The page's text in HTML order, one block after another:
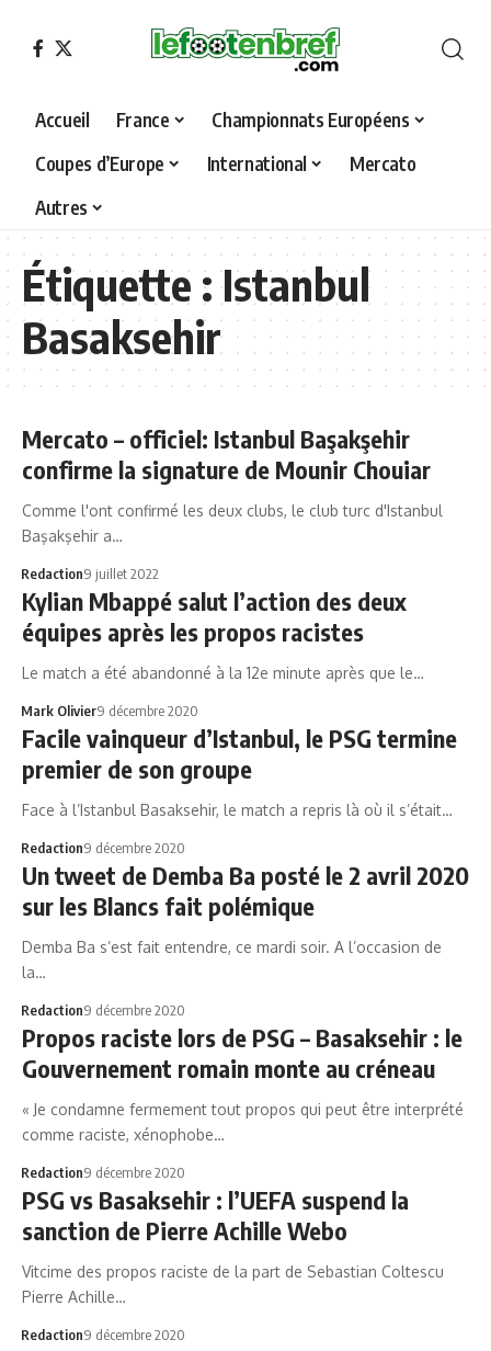
Accueil France
Championnats Européens
Coupes d’Europe
International
Mercato
Autres
Étiquette :Istanbul
Basaksehir
Mercato – officiel: Istanbul Başakşehir
confirme la signature de Mounir Chouiar
Comme l'ont confirmé les deux clubs, le club turc d'Istanbul
Başakşehir a…
Redaction9 juillet 2022
Kylian Mbappé salut l’action des deux
équipes après les propos racistes
Le match a été abandonné à la 12e minute après que le…
Mark Olivier9 décembre 2020
Facile vainqueur d’Istanbul, le PSG termine
premier de son groupe
Face à l’Istanbul Basaksehir, le match a repris là où il s’était…
Redaction9 décembre 2020
Un tweet de Demba Ba posté le 2 avril 2020
sur les Blancs fait polémique
Demba Ba s’est fait entendre, ce mardi soir. A l’occasion de
la…
Redaction9 décembre 2020
Propos raciste lors de PSG – Basaksehir : le
Gouvernement romain monte au créneau
« Je condamne fermement tout propos qui peut être interprété
comme raciste, xénophobe…
Redaction9 décembre 2020
PSG vs Basaksehir : l’UEFA suspend la
sanction de Pierre Achille Webo
Vitcime des propos raciste de la part de Sebastian Coltescu
Pierre Achille…
Redaction9 décembre 2020